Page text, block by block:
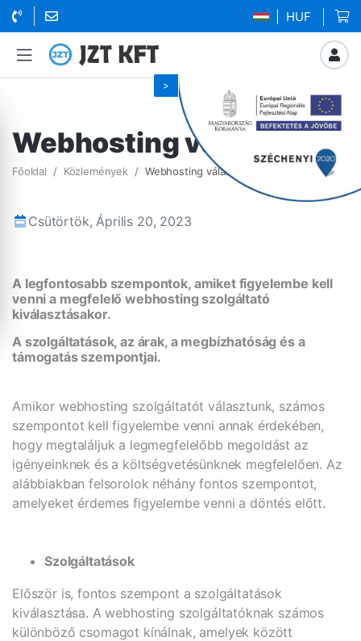
| HUF
Webhosting választás
Főoldal Közlemények Webhosting választás
Csütörtök, Április 20, 2023
A legfontosabb szempontok, amiket figyelembe kell
venni a megfelelő webhosting szolgáltató
kiválasztásakor.
A szolgáltatások, az árak, a megbízhatóság és a
támogatás szempontjai.
Amikor webhosting szolgáltatót választunk, számos
szempontot kell figyelembe venni annak érdekében,
hogy megtaláljuk a legmegfelelőbb megoldást az
igényeinknek és a költségvetésünknek megfelelően. Az
alábbiakban felsorolok néhány fontos szempontot,
amelyeket érdemes figyelembe venni a döntés előtt.
Szolgáltatások
Először is, fontos szempont a szolgáltatások
kiválasztása. A webhosting szolgáltatóknak számos
különböző csomagot kínálnak, amelyek között